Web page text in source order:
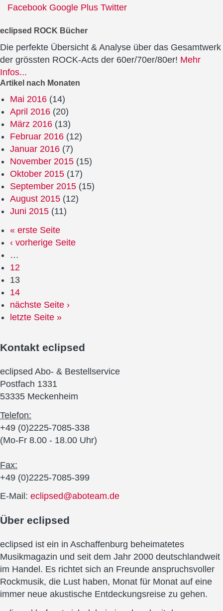
Facebook Google Plus Twitter
eclipsed ROCK Bücher
Die perfekte Übersicht & Analyse über das Gesamtwerk
der grössten ROCK-Acts der 60er/70er/80er! Mehr
Infos...
Artikel nach Monaten
Mai 2016 (14)
April 2016 (20)
März 2016 (13)
Februar 2016 (12)
Januar 2016 (7)
November 2015 (15)
Oktober 2015 (17)
September 2015 (15)
August 2015 (12)
Juni 2015 (11)
« erste Seite
‹ vorherige Seite
…
12
13
14
nächste Seite ›
letzte Seite »
Kontakt eclipsed
eclipsed Abo- & Bestellservice
Postfach 1331
53335 Meckenheim
Telefon:
+49 (0)2225-7085-338
(Mo-Fr 8.00 - 18.00 Uhr)
Fax:
+49 (0)2225-7085-399
E-Mail: eclipsed@aboteam.de
Über eclipsed
eclipsed ist ein in Aschaffenburg beheimatetes
Musikmagazin und seit dem Jahr 2000 deutschlandweit
im Handel. Es richtet sich an Freunde anspruchsvoller
Rockmusik, die Lust haben, Monat für Monat auf eine
immer neue akustische Entdeckungsreise zu gehen.